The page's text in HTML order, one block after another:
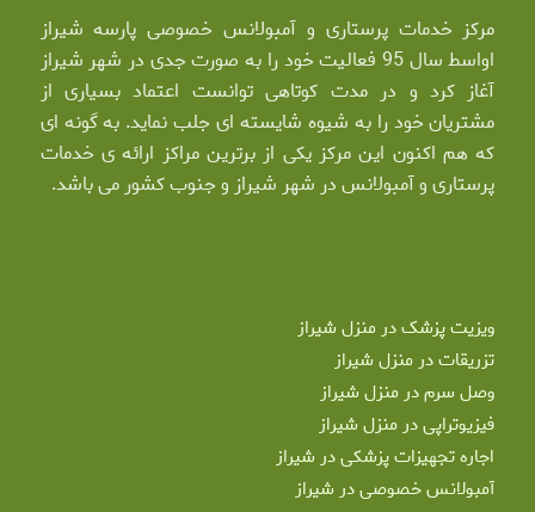
مرکز خدمات پرستاری و آمبولانس خصوصی پارسه شیراز
اواسط سال 95 فعالیت خود را به صورت جدی در شهر شیراز
آغاز کرد و در مدت کوتاهی توانست اعتماد بسیاری از
مشتریان خود را به شیوه شایسته ای جلب نماید. به گونه ای
که هم اکنون این مرکز یکی از برترین مراکز ارائه ی خدمات
پرستاری و آمبولانس در شهر شیراز و جنوب کشور می باشد.
ویزیت پزشک در منزل شیراز
تزریقات در منزل شیراز
وصل سرم در منزل شیراز
فیزیوتراپی در منزل شیراز
اجاره تجهیزات پزشکی در شیراز
آمبولانس خصوصی در شیراز